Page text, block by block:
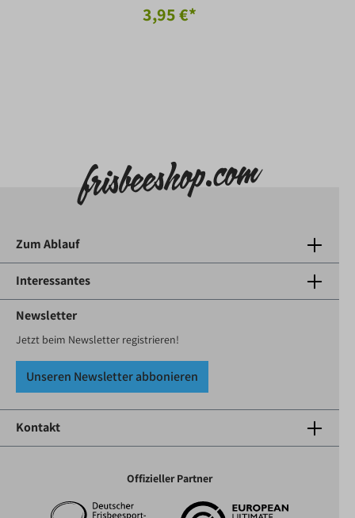
3,95 €*
Zum Ablauf
Interessantes
Newsletter
Jetzt beim Newsletter registrieren!
Unseren Newsletter abbonieren
Kontakt
Offizieller Partner